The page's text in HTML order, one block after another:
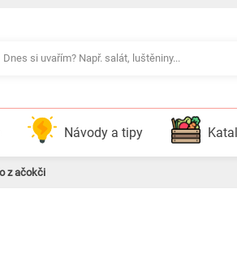
Návody a tipy
z ačokči